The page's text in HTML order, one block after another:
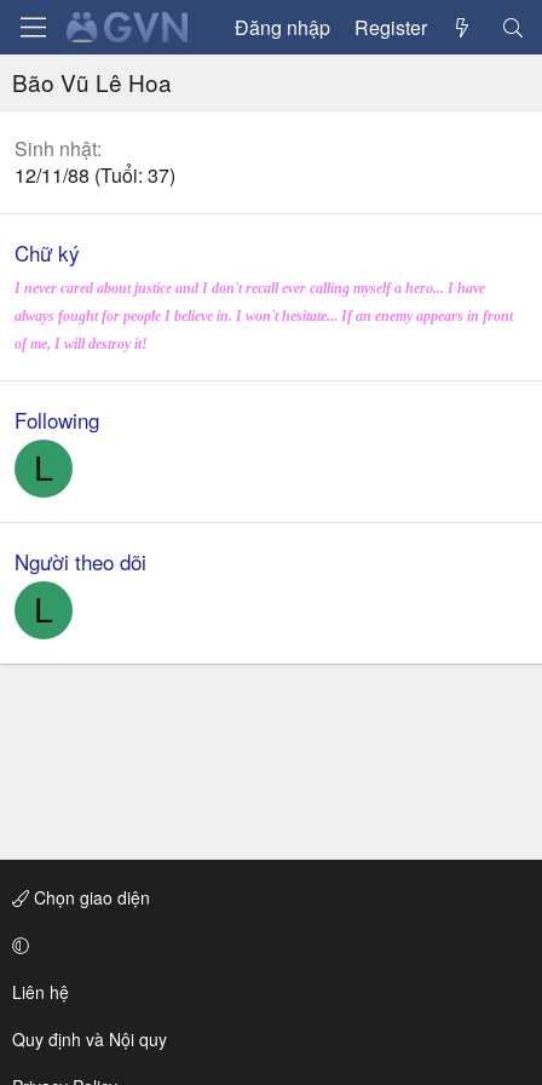
Đăng nhập Register
Bão Vũ Lê Hoa
Sinh nhật
12/11/88 (Tuổi: 37)
Chữ ký
I never cared about justice and I don't recall ever calling myself a hero... I have
always fought for people I believe in. I won't hesitate... If an enemy appears in front
of me, I will destroy it!
Following
L
Người theo dõi
L
Chọn giao diện
Liên hệ
Quy định và Nội quy